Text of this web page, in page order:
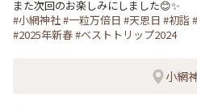
#小網神社#一粒万倍日 #天恩日 #初詣
#2025年新春#ベストトリップ2024
小網